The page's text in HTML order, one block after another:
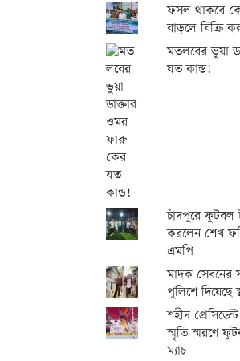
ফসল থাকবে
বাড়লে বিক্রি
মতলবের ভুয়া
যত কান্ড!
চাঁদপুরে ফুটবল
করলেন শেখ
এমপি
মাদক
পুলিশে দিয়েছে
শহীদ
স্মৃতি স্মরণে
ম্যাচ